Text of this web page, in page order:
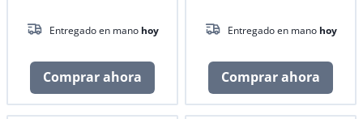
Entregado en mano hoy
Comprar ahora
Entregado en mano hoy
Comprar ahora